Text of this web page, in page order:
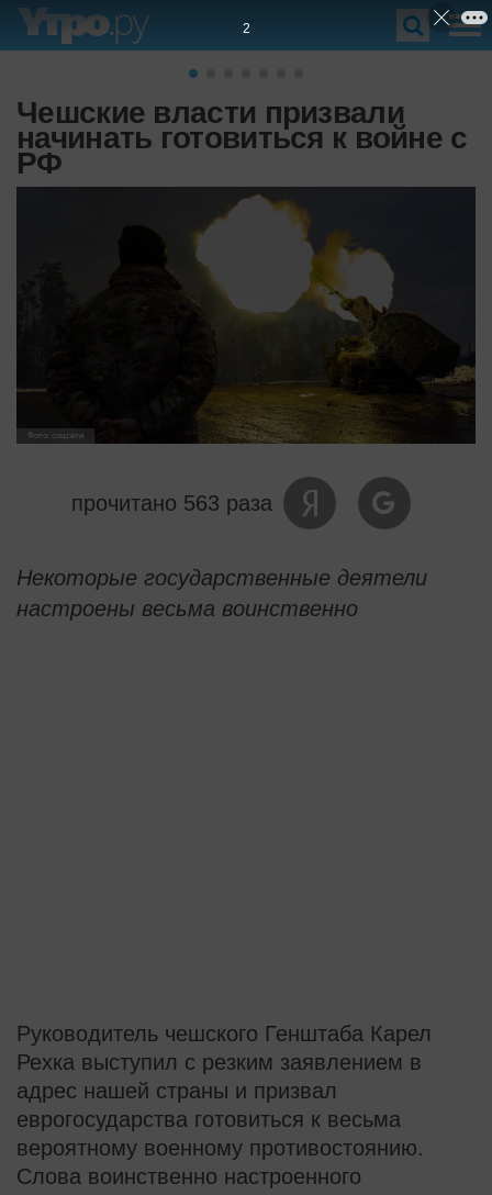
Чешские власти призвали
начинать готовиться к войне с
РФ
Фото: соцсети
прочитано 563 раза
Некоторые государственные деятели
настроены весьма воинственно
Руководитель чешского Генштаба Карел
Рехка выступил с резким заявлением в
адрес нашей страны и призвал
еврогосударства готовиться к весьма
вероятному военному противостоянию.
Слова воинственно настроенного
1